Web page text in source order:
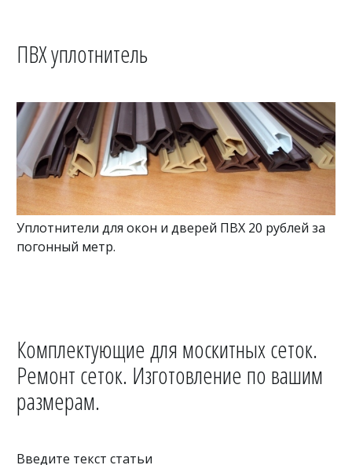
ПВХ уплотнитель
Уплотнители для окон и дверей ПВХ 20 рублей за
погонный метр.
Комплектующие для москитных сеток.
Ремонт сеток. Изготовление по вашим
размерам.
Введите текст статьи